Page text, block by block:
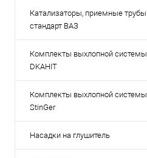
Катализаторы, приемные трубы
стандарт ВАЗ
Комплекты выхлопной системы
DKAHIT
Комплекты выхлопной системы
StinGer
Насадки на глушитель